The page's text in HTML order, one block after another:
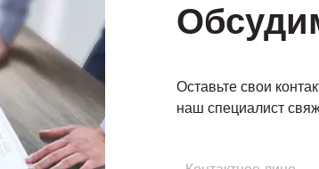
Оставьте свои
наш специалист
Имя